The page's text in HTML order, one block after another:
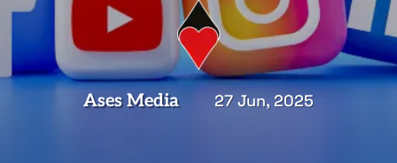
Ases Media 27 Jun, 2025